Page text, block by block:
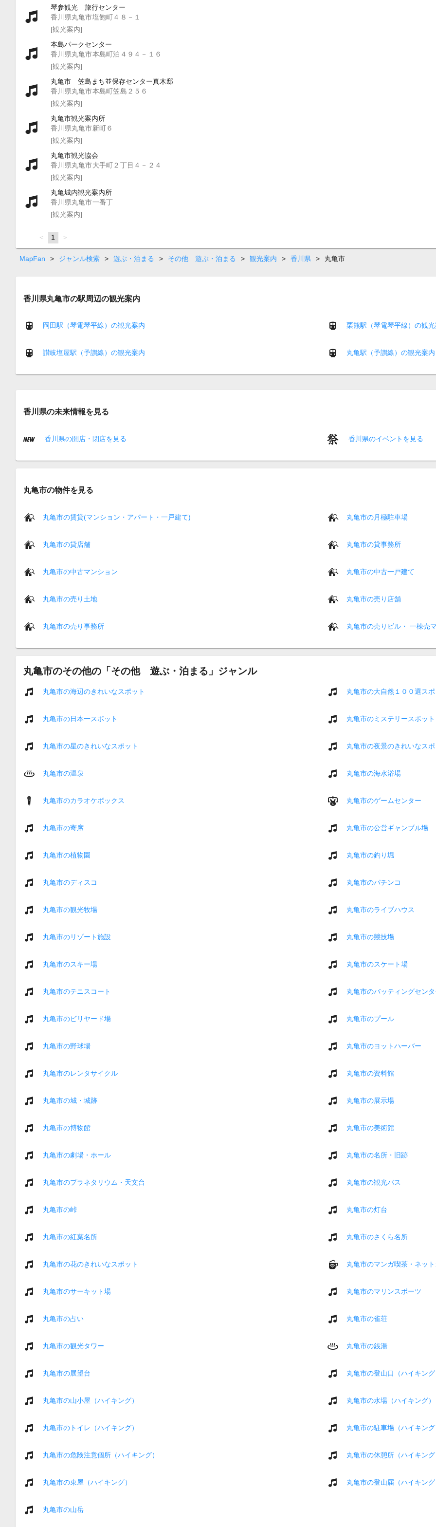
琴参観光 旅行センター
香川県丸亀市塩飽町４８－１
[観光案内]
本島パークセンター
香川県丸亀市本島町泊４９４－１６
[観光案内]
丸亀市 笠島まち並保存センター真木邸
香川県丸亀市本島町笠島２５６
[観光案内]
丸亀市観光案内所
香川県丸亀市新町６
[観光案内]
丸亀市観光協会
香川県丸亀市大手町２丁目４－２４
[観光案内]
丸亀城内観光案内所
香川県丸亀市一番丁
[観光案内]
page
You're
on
page
1 page
MapFan > ジャンル検索 > 遊ぶ・泊まる > その他 遊ぶ・泊まる > 観光案内 > 香川県 > 丸亀市
香川県丸亀市の駅周辺の観光案内
岡田駅（琴電琴平線）の観光案内 栗熊駅（琴電琴平線）の観
讃岐塩屋駅（予讃線）の観光案内 丸亀駅（予讃線）の観光案内
香川県の未来情報を見る
香川県の開店・閉店を見る 香川県のイベントを見る
丸亀市の物件を見る
丸亀市の賃貸(マンション・アパート・一戸建て) 丸亀市の月極駐車場
丸亀市の貸店舗 丸亀市の貸事務所
丸亀市の中古マンション 丸亀市の中古一戸建て
丸亀市の売り土地 丸亀市の売り店舗
丸亀市の売り事務所 丸亀市の売りビル・ 一棟売
丸亀市のその他の「その他 遊ぶ・泊まる」ジャンル
丸亀市の海辺のきれいなスポット 丸亀市の大自然１００選ス
丸亀市の日本一スポット 丸亀市のミステリースポット
丸亀市の星のきれいなスポット 丸亀市の夜景のきれいなス
丸亀市の温泉 丸亀市の海水浴場
丸亀市のカラオケボックス 丸亀市のゲームセンター
丸亀市の寄席 丸亀市の公営ギャンブル場
丸亀市の植物園 丸亀市の釣り堀
丸亀市のディスコ 丸亀市のパチンコ
丸亀市の観光牧場 丸亀市のライブハウス
丸亀市のリゾート施設 丸亀市の競技場
丸亀市のスキー場 丸亀市のスケート場
丸亀市のテニスコート 丸亀市のバッティングセン
丸亀市のビリヤード場 丸亀市のプール
丸亀市の野球場 丸亀市のヨットハーバー
丸亀市のレンタサイクル 丸亀市の資料館
丸亀市の城・城跡 丸亀市の展示場
丸亀市の博物館 丸亀市の美術館
丸亀市の劇場・ホール 丸亀市の名所・旧跡
丸亀市のプラネタリウム・天文台 丸亀市の観光バス
丸亀市の峠 丸亀市の灯台
丸亀市の紅葉名所 丸亀市のさくら名所
丸亀市の花のきれいなスポット 丸亀市のマンガ喫茶・ネッ
丸亀市のサーキット場 丸亀市のマリンスポーツ
丸亀市の占い 丸亀市の雀荘
丸亀市の観光タワー 丸亀市の銭湯
丸亀市の展望台 丸亀市の登山口（ハイキン
丸亀市の山小屋（ハイキング） 丸亀市の水場（ハイキング）
丸亀市のトイレ（ハイキング） 丸亀市の駐車場（ハイキン
丸亀市の危険注意個所（ハイキング） 丸亀市の休憩所（ハイキン
丸亀市の東屋（ハイキング） 丸亀市の登山届（ハイキン
丸亀市の山岳